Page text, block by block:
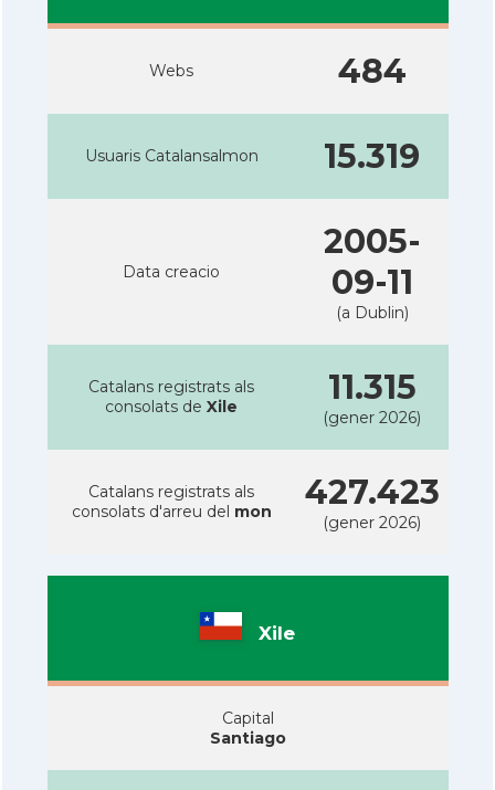
Webs 484
Usuaris Catalansalmon 15.319
Data creacio
2005-
09-11
(a Dublin)
Catalans registrats als
consolats de Xile 11.315
(gener 2026)
Catalans registrats als
consolats d'arreu del mon 427.423
(gener 2026)
Xile
Capital
Santiago